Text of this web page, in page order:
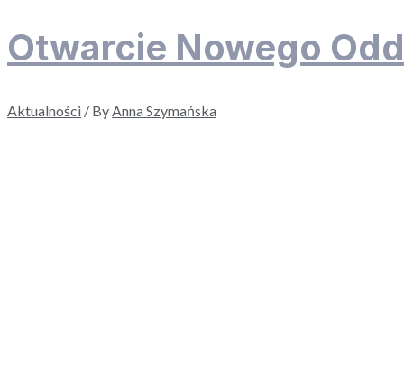
Otwarcie Nowego
Aktualności / By Anna Szymańska